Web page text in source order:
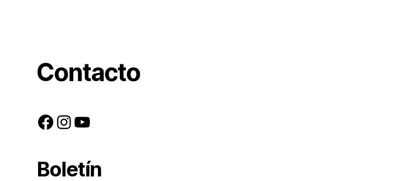
Contacto
Facebook
Instagram
YouTube
Boletín